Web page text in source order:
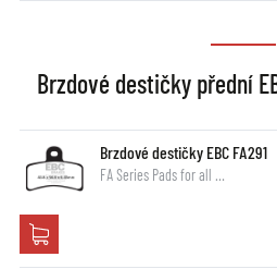
Brzdové destičky přední
Brzdové destičky EBC FA291
FA Series Pads for all …